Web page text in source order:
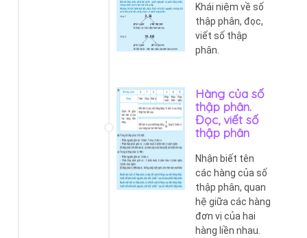
Khái niệm về số
thập phân, đọc,
viết số thập
phân.
Hàng của số
thập phân.
Đọc, viết số
thập phân
Nhận biết tên
các hàng của số
thập phân, quan
hệ giữa các hàng
đơn vị của hai
hàng liền nhau.